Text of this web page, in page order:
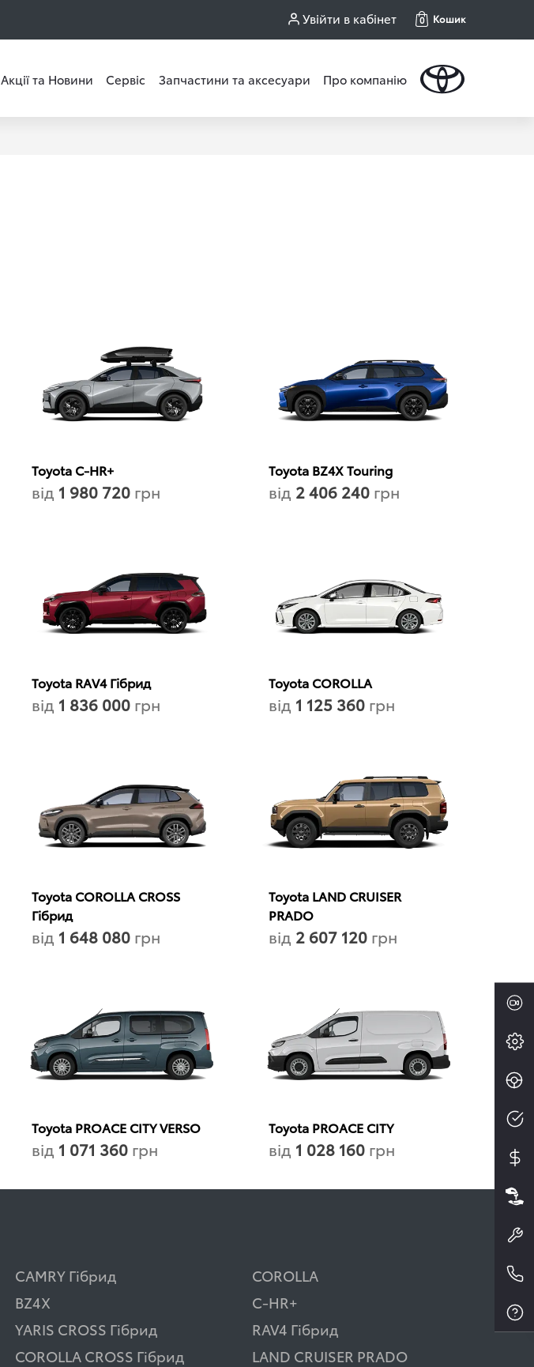
Увійти в кабінет 0 Кошик
Акції та Новини Сервіс Запчастини та аксесуари Про компанію
Toyota C-HR+
від 1 980 720 грн
Toyota BZ4X Touring
від 2 406 240грн
Toyota RAV4 Гібрид
від 1 836 000 грн
Toyota COROLLA
від 1 125 360грн
Toyota COROLLA CROSS
Гібрид
від 1 648 080 грн
Toyota LAND CRUISER
PRADO
від 2 607 120грн
Toyota PROACE CITY VERSO
від 1 071 360 грн
Toyota PROACE CITY
від 1 028 160грн
CAMRY Гібрид
COROLLA
BZ4X
C-HR+
YARIS CROSS Гібрид
RAV4 Гібрид
COROLLA CROSS Гібрид
LAND CRUISER PRADO